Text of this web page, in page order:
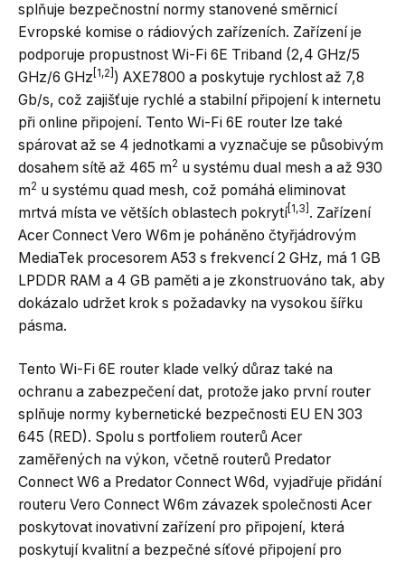
splňuje bezpečnostní normy stanovené směrnicí
Evropské komise o rádiových zařízeních. Zařízení je
podporuje propustnost Wi-Fi 6E Triband (2,4 GHz/5
GHz/6 GHz [1,2] ) AXE7800 a poskytuje rychlost až 7,8
Gb/s, což zajišťuje rychlé a stabilní připojení k internetu
při online připojení. Tento Wi-Fi 6E router lze také
spárovat až se 4 jednotkami a vyznačuje se působivým
dosahem sítě až 465 m2 u systému dual mesh a až 930
m2 u systému quad mesh, což pomáhá eliminovat
mrtvá místa ve větších oblastech pokrytí[1,3] . Zařízení
Acer Connect Vero W6m je poháněno čtyřjádrovým
MediaTek procesorem A53 s frekvencí 2 GHz, má 1 GB
LPDDR RAM a 4 GB paměti a je zkonstruováno tak, aby
dokázalo udržet krok s požadavky na vysokou šířku
pásma.
Tento Wi-Fi 6E router klade velký důraz také na
ochranu a zabezpečení dat, protože jako první router
splňuje normy kybernetické bezpečnosti EU EN 303
645 (RED). Spolu s portfoliem routerů Acer
zaměřených na výkon, včetně routerů Predator
Connect W6 a Predator Connect W6d, vyjadřuje přidání
routeru Vero Connect W6m závazek společnosti Acer
poskytovat inovativní zařízení pro připojení, která
poskytují kvalitní a bezpečné síťové připojení pro